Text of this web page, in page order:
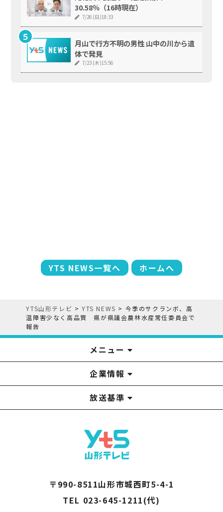
30.58％（16時現在）
7/26 (日)18:33
月山で行方不明の男性 山中の川から遺
体で発見
7/23 (木)15:56
YTS NEWS一覧へ ホームへ
YTS山形テレビ >YTS NEWS > 今季のサクランボ、高
温障害少なく高品質 県が県議会農林水産常任委員会で
報告
メニュー
YTSニュース
番組
アナウンサー
プレゼント
イベント
みるるん星人
YTS見学ツアー
番組表
お問い合わせ
企業情報
企業情報
役員構成
YTS山形テレビ SDGs 宣言
採用情報
山形テレビ人権方針
山形テレビ国民保護業務計画提出文
個人情報基本方針
情報セキュリティ基本方針
視聴データの取扱いについて
系列局一覧
中継局一覧
放送基準
〒990-8511山形市城西町5-4-1
TEL 023-645-1211(代)